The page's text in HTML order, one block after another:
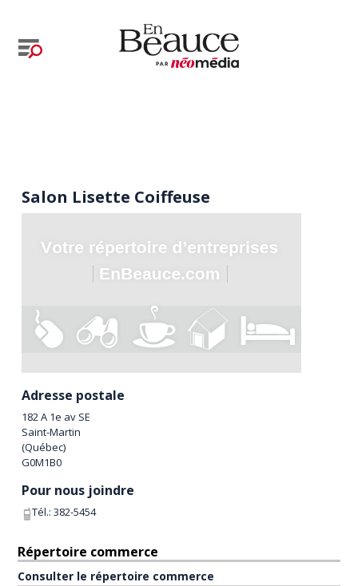
Salon Lisette Coiffeuse
Adresse postale
182 A 1e av SE
Saint-Martin
(Québec)
G0M1B0
Pour nous joindre
Tél.:382-5454
Répertoire commerce
Consulter le répertoire commerce